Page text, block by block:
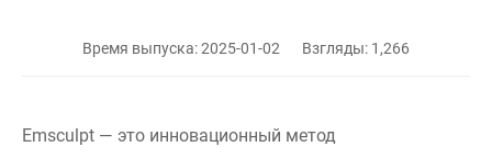
Время выпуска: 2025-01-02 Взгляды: 1,266
Emsculpt — это инновационный метод